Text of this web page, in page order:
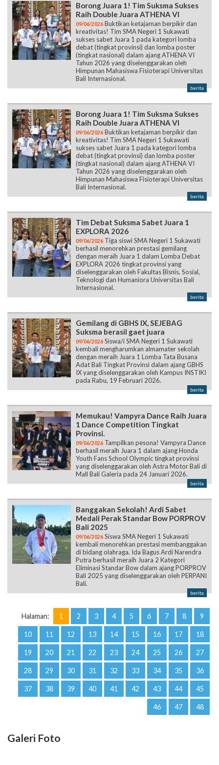
Borong Juara 1! Tim Suksma Sukses
Raih Double Juara ATHENA VI
09/06/2026 Buktikan ketajaman berpikir dan
kreativitas! Tim SMA Negeri 1 Sukawati
sukses sabet Juara 1 pada kategori lomba
debat (tingkat provinsi) dan lomba poster
(tingkat nasional) dalam ajang ATHENA VI
Tahun 2026 yang diselenggarakan oleh
Himpunan Mahasiswa Fisioterapi Universitas
Bali Internasional.
berita
Borong Juara 1! Tim Suksma Sukses
Raih Double Juara ATHENA VI
09/06/2026 Buktikan ketajaman berpikir dan
kreativitas! Tim SMA Negeri 1 Sukawati
sukses sabet Juara 1 pada kategori lomba
debat (tingkat provinsi) dan lomba poster
(tingkat nasional) dalam ajang ATHENA VI
Tahun 2026 yang diselenggarakan oleh
Himpunan Mahasiswa Fisioterapi Universitas
Bali Internasional.
berita
Tim Debat Suksma Sabet Juara 1
EXPLORA 2026
09/06/2026 Tiga siswi SMA Negeri 1 Sukawati
berhasil menorehkan prestasi gemilang
dengan meraih Juara 1 dalam Lomba Debat
EXPLORA 2026 tingkat provinsi yang
diselenggarakan oleh Fakultas Bisnis, Sosial,
Teknologi dan Humaniora Universitas Bali
Internasional.
berita
Gemilang di GBHS IX, SEJEBAG
Suksma berasil gaet juara
09/06/2026 Siswa/i SMA Negeri 1 Sukawati
kembali mengharumkan almamater sekolah
dengan meraih Juara 1 Lomba Tata Busana
Adat Bali Tingkat Provinsi dalam ajang GBHS
IX yang diselenggarakan oleh Kampus INSTIKI
pada Rabu, 19 Februari 2026.
berita
Memukau! Vampyra Dance Raih Juara
1 Dance Competition Tingkat
Provinsi.
09/06/2026 Tampilkan pesona! Vampyra Dance
berhasil meraih Juara 1 dalam ajang Honda
Youth Fans School Olympic tingkat provinsi
yang diselenggarakan oleh Astra Motor Bali di
Mall Bali Galeria pada 24 Januari 2026.
berita
Banggakan Sekolah! Ardi Sabet
Medali Perak Standar Bow PORPROV
Bali 2025
09/06/2026 Siswa SMA Negeri 1 Sukawati
kembali menorehkan prestasi membanggakan
di bidang olahraga. Ida Bagus Ardi Narendra
Putra berhasil meraih Juara 2 Kategori
Eliminasi Standar Bow dalam ajang PORPROV
Bali 2025 yang diselenggarakan oleh PERPANI
Bali.
berita
Halaman: 1 2 3 4 5 6 7 8 9
10 11 12 13 14 15 16 17 18
19 20 21 22 23 24 25 26 27
28 29 30 31 32 33 34 35 36
37 38 39 40 41 42 43 44 45
46 47 48
Galeri Foto